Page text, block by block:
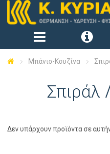
Μπάνιο-Κουζίνα
Σπιράλ
Δεν υπάρχουν προϊόντα σε